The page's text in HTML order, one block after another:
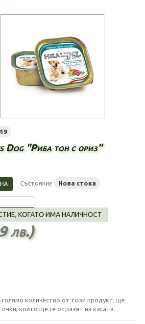
Dog "Риба тон с ориз"
Състояние Нова стока
КОГАТО ИМА НАЛИЧНОСТ
лв.)
голямо количество от този продукт, ще
които ще се отразят на касата.